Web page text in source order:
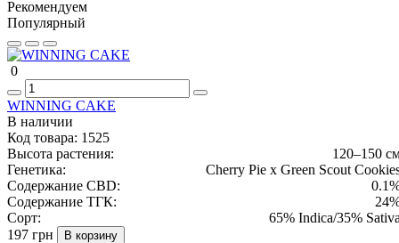
Рекомендуем
Популярный
0
WINNING CAKE
В наличии
Код товара: 1525
Высота растения:
120–150
Генетика:
Cherry Pie x Green Scout
Содержание CBD:
Содержание ТГК:
Сорт:
65% Indica/35%
197 грн
В корзину